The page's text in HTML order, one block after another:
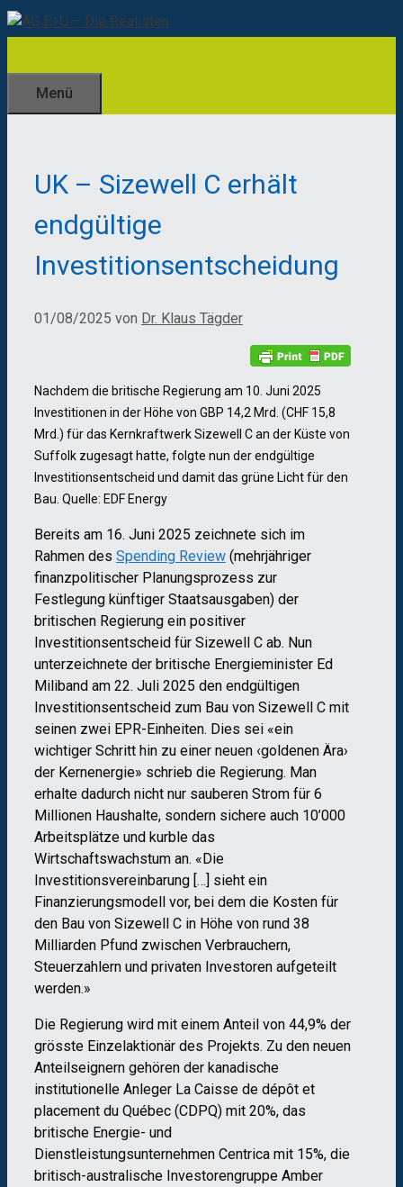
Zum
Inhalt
Menü
UK – Sizewell C erhält
endgültige
Investitionsentscheidung
01/08/2025 von Dr. Klaus Tägder
Nachdem die britische Regierung am 10. Juni 2025
Investitionen in der Höhe von GBP 14,2 Mrd. (CHF 15,8
Mrd.) für das Kernkraftwerk Sizewell C an der Küste von
Suffolk zugesagt hatte, folgte nun der endgültige
Investitionsentscheid und damit das grüne Licht für den
Bau. Quelle: EDF Energy
Bereits am 16. Juni 2025 zeichnete sich im
Rahmen des Spending Review (mehrjähriger
finanzpolitischer Planungsprozess zur
Festlegung künftiger Staatsausgaben) der
britischen Regierung ein positiver
Investitionsentscheid für Sizewell C ab. Nun
unterzeichnete der britische Energieminister Ed
Miliband am 22. Juli 2025 den endgültigen
Investitionsentscheid zum Bau von Sizewell C mit
seinen zwei EPR-Einheiten. Dies sei «ein
wichtiger Schritt hin zu einer neuen ‹goldenen Ära›
der Kernenergie» schrieb die Regierung. Man
erhalte dadurch nicht nur sauberen Strom für 6
Millionen Haushalte, sondern sichere auch 10’000
Arbeitsplätze und kurble das
Wirtschaftswachstum an. «Die
Investitionsvereinbarung […] sieht ein
Finanzierungsmodell vor, bei dem die Kosten für
den Bau von Sizewell C in Höhe von rund 38
Milliarden Pfund zwischen Verbrauchern,
Steuerzahlern und privaten Investoren aufgeteilt
werden.»
Die Regierung wird mit einem Anteil von 44,9% der
grösste Einzelaktionär des Projekts. Zu den neuen
Anteilseignern gehören der kanadische
institutionelle Anleger La Caisse de dépôt et
placement du Québec (CDPQ) mit 20%, das
britische Energie- und
Dienstleistungsunternehmen Centrica mit 15%, die
britisch-australische Investorengruppe Amber